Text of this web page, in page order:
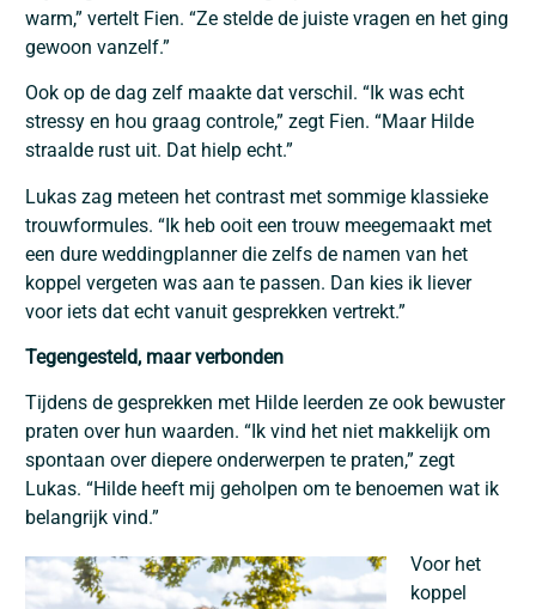
warm,” vertelt Fien. “Ze stelde de juiste vragen en het ging
gewoon vanzelf.”
Ook op de dag zelf maakte dat verschil. “Ik was echt
stressy en hou graag controle,” zegt Fien. “Maar Hilde
straalde rust uit. Dat hielp echt.”
Lukas zag meteen het contrast met sommige klassieke
trouwformules. “Ik heb ooit een trouw meegemaakt met
een dure weddingplanner die zelfs de namen van het
koppel vergeten was aan te passen. Dan kies ik liever
voor iets dat echt vanuit gesprekken vertrekt.”
Tegengesteld, maar verbonden
Tijdens de gesprekken met Hilde leerden ze ook bewuster
praten over hun waarden. “Ik vind het niet makkelijk om
spontaan over diepere onderwerpen te praten,” zegt
Lukas. “Hilde heeft mij geholpen om te benoemen wat ik
belangrijk vind.”
Voor het
koppel